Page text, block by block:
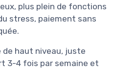
plus plein de fonctions
stress, paiement sans
haut niveau, juste
3-4 fois par semaine et